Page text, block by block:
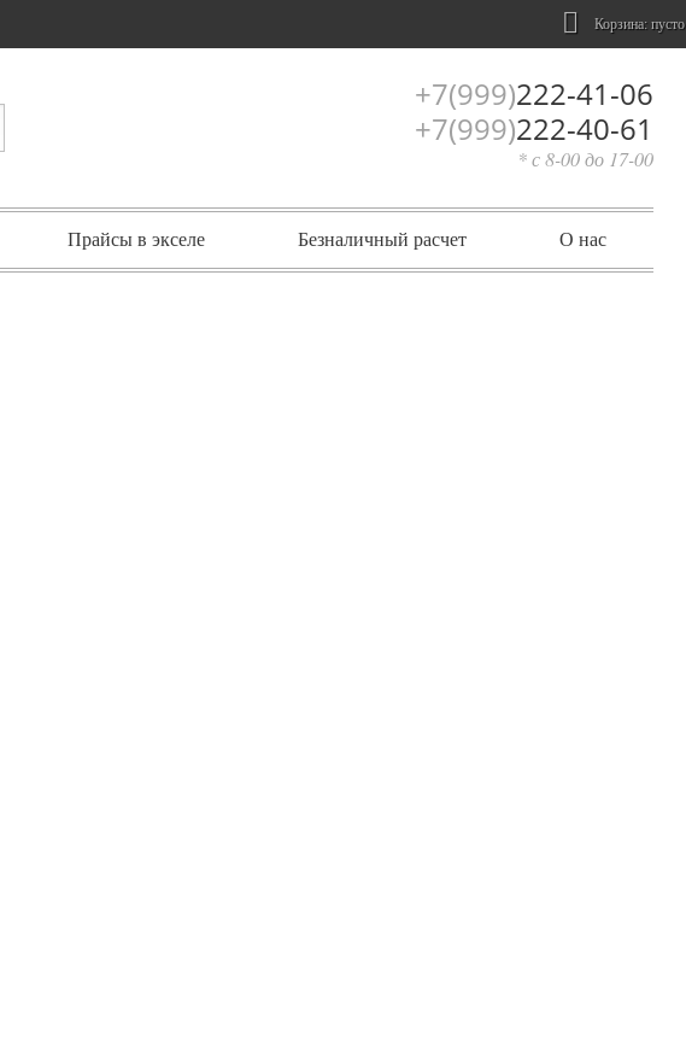
Корзина: пусто
+7(999)222-41-06
+7(999)222-40-61
* с 8-00 до 17-00
Прайсы в экселе Безналичный расчет О нас